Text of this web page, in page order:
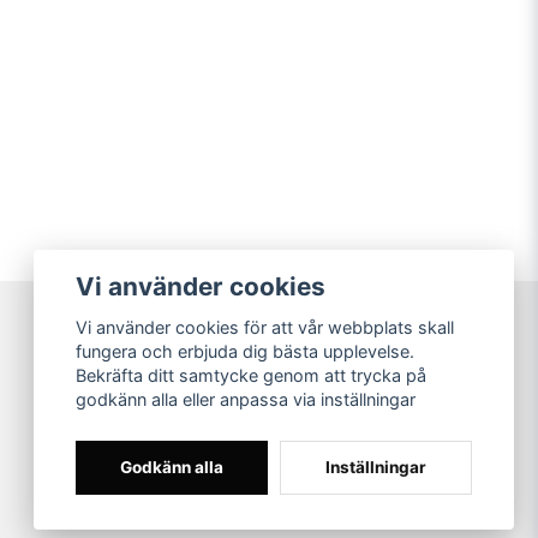
Jape Ventgolv AB
Helsingborsvägen 14
0451-744 220
Vi använder cookies
Vi använder cookies för att vår webbplats skall
fungera och erbjuda dig bästa upplevelse.
Bekräfta ditt samtycke genom att trycka på
godkänn alla eller anpassa via inställningar
Godkänn alla Inställningar